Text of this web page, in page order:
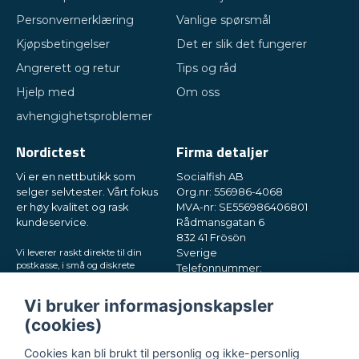
Personvernerklæring
Kjøpsbetingelser
Angrerett og retur
Hjelp med
avhengighetsproblemer
Vanlige spørsmål
Det er slik det fungerer
Tips og råd
Om oss
Nordictest
Vi er en nettbutikk som
selger selvtester. Vårt fokus
er høy kvalitet og rask
kundeservice.
Vi leverer raskt direkte til din
postkasse, i små og diskrete
Firma detaljer
Socialfish AB
Org.nr: 556986-4068
MVA-nr: SE556986406801
Rådmansgatan 6
832 41 Frösön
Sverige
Telefonnummer:
E-post:hey@nordictest.no
Vi bruker informasjonskapsler
(cookies)
Cookies kan bli brukt til personlig og ikke-personlig